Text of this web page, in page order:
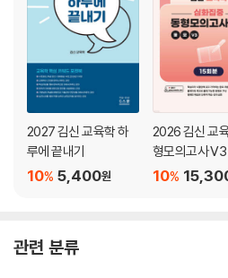
2027 김신 교육학 하
루에 끝내기
5,400원
10%
2026 김신 교
형모의고사 V3
10%
관련 분류